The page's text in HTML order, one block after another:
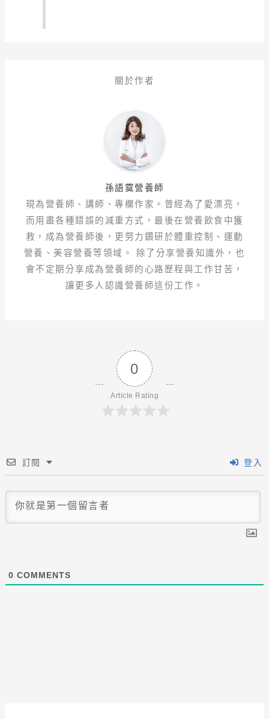
關於作者
孫語霙營養師
現為營養師、講師、專欄作家。曾經為了愛漂亮，
而用盡各種錯誤的減重方式，最後在營養飲食中獲
救，成為營養師後，更努力鑽研於體重控制、運動
營養、美容營養等領域。 除了分享營養知識外，也
會不定期分享成為營養師的心路歷程與工作甘苦，
讓更多人認識營養師這份工作。
0
Article Rating
訂閱 登入
0 COMMENTS